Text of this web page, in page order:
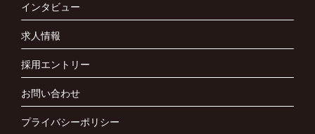
インタビュー
求人情報
採用エントリー
お問い合わせ
プライバシーポリシー